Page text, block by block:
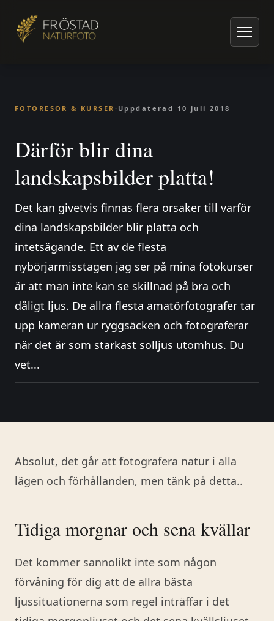
Artiklar om naturfoto
Fotoresor & kurser
Därför blir dina landskapsbilder platta!
FOTORESOR & KURSER · Uppdaterad 10 juli 2018
Därför blir dina
landskapsbilder platta!
Det kan givetvis finnas flera orsaker till varför
dina landskapsbilder blir platta och
intetsägande. Ett av de flesta
nybörjarmisstagen jag ser på mina fotokurser
är att man inte kan se skillnad på bra och
dåligt ljus. De allra flesta amatörfotografer tar
upp kameran ur ryggsäcken och fotograferar
när det är som starkast solljus utomhus. Du
vet...
Absolut, det går att fotografera natur i alla
lägen och förhållanden, men tänk på detta..
Tidiga morgnar och sena kvällar
Det kommer sannolikt inte som någon
förvåning för dig att de allra bästa
ljussituationerna som regel inträffar i det